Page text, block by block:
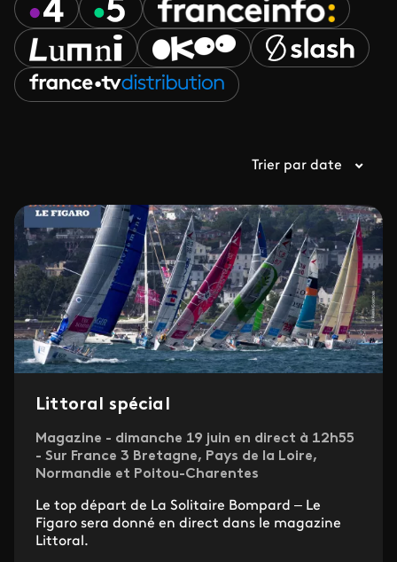
Trier par date
Littoral spécial
Magazine - dimanche 19 juin en direct à 12h55
- Sur France 3 Bretagne, Pays de la Loire,
Normandie et Poitou-Charentes
Le top départ de La Solitaire Bompard – Le
Figaro sera donné en direct dans le magazine
Littoral.